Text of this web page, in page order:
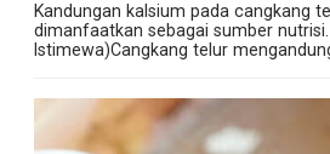
Kandungan kalsium pada cangkang
dimanfaatkan sebagai sumber
Istimewa)Cangkang telur